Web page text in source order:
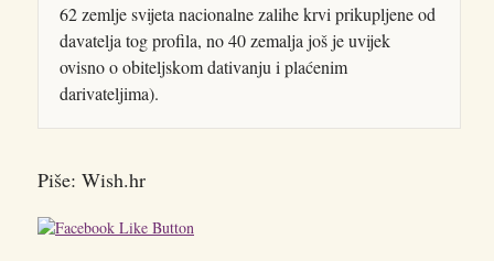
62 zemlje svijeta nacionalne zalihe krvi prikupljene od
davatelja tog profila, no 40 zemalja još je uvijek
ovisno o obiteljskom dativanju i plaćenim
darivateljima).
Piše: Wish.hr